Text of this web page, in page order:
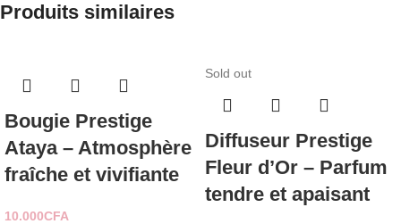
Produits similaires
Bougie Prestige
Ataya – Atmosphère
fraîche et vivifiante
10.000CFA
Sold out
Diffuseur Prestige
Fleur d’Or – Parfum
tendre et apaisant